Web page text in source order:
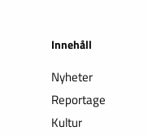
Innehåll
Nyheter
Reportage
Kultur